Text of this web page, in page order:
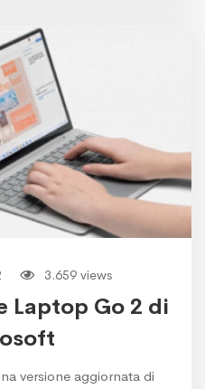
3.659 views
Laptop Go 2 di
versione aggiornata di